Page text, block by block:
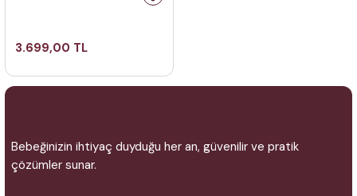
3.699,00 TL
Bebeğinizin ihtiyaç duyduğu her an, güvenilir ve pratik
çözümler sunar.